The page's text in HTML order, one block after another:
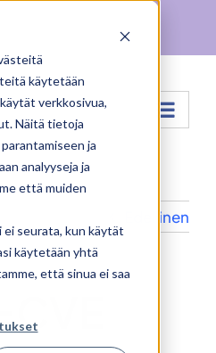
käytetään
verkkosivua,
Näitä tietoja
ja
analyyseja ja
että muiden
seurata, kun käytät
käytetään yhtä
että sinua ei saa
Edellinen